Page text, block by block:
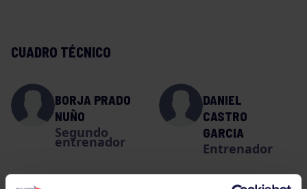
CUADRO TÉCNICO
BORJA PRADO
NUÑO
Segundo
entrenador
DANIEL
CASTRO
GARCIA
Entrenador